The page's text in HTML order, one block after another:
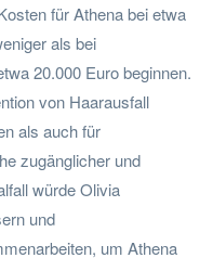
für Athena bei etwa
als bei
20.000 Euro beginnen.
von Haarausfall
als auch für
zugänglicher und
würde Olivia
und
um Athena